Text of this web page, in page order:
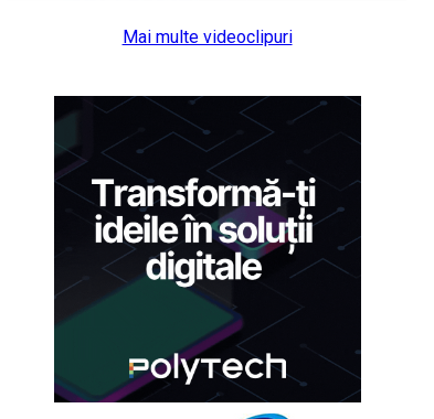
Mai multe videoclipuri